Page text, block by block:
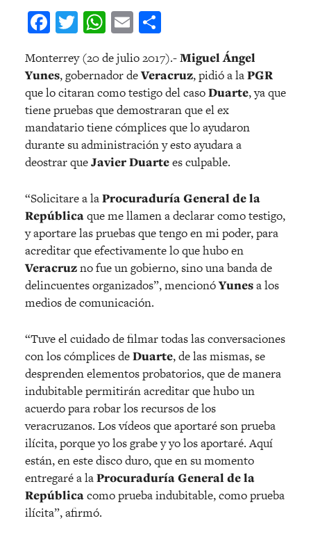
Facebook
Twitter
WhatsApp
Email
Monterrey (20 de julio 2017).-Miguel Ángel
Yunes, gobernador deVeracruz, pidió a laPGR
que lo citaran como testigo del casoDuarte, ya que
tiene pruebas que demostraran que el ex
mandatario tiene cómplices que lo ayudaron
durante su administración y esto ayudara a
deostrar queJavier Duartees culpable.
“Solicitare a laProcuraduría General de la
Repúblicaque me llamen a declarar como testigo,
y aportare las pruebas que tengo en mi poder, para
acreditar que efectivamente lo que hubo en
Veracruzno fue un gobierno, sino una banda de
delincuentes organizados”, mencionóYunesa los
medios de comunicación.
“Tuve el cuidado de filmar todas las conversaciones
con los cómplices deDuarte, de las mismas, se
desprenden elementos probatorios, que de manera
indubitable permitirán acreditar que hubo un
acuerdo para robar los recursos de los
veracruzanos. Los vídeos que aportaré son prueba
ilícita, porque yo los grabe y yo los aportaré. Aquí
están, en este disco duro, que en su momento
entregaré a laProcuraduría General de la
Repúblicacomo prueba indubitable, como prueba
ilícita”, afirmó.